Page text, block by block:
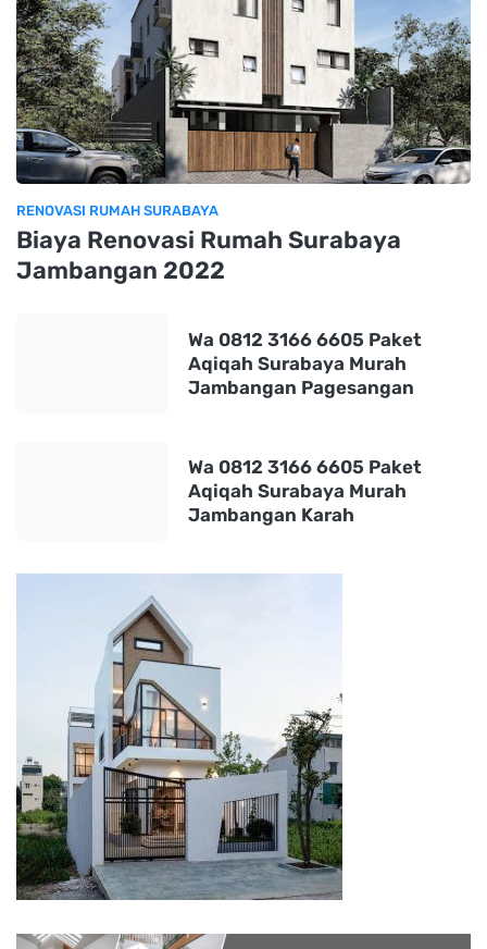
RENOVASI RUMAH SURABAYA
Biaya Renovasi Rumah Surabaya
Jambangan 2022
Wa 0812 3166 6605 Paket
Aqiqah Surabaya Murah
Jambangan Pagesangan
Wa 0812 3166 6605 Paket
Aqiqah Surabaya Murah
Jambangan Karah